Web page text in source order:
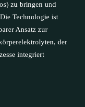
zu bringen und
Technologie ist
Ansatz zur
der
integriert